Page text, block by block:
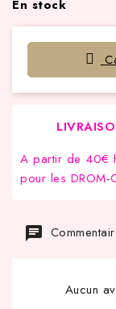
En stock
A partir de 40€
pour les DROM-
Aucun